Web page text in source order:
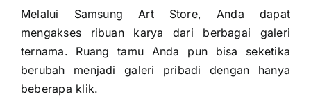
Melalui Samsung Art Store, Anda dapat
mengakses ribuan karya dari berbagai galeri
ternama. Ruang tamu Anda pun bisa seketika
berubah menjadi galeri pribadi dengan hanya
beberapa klik.